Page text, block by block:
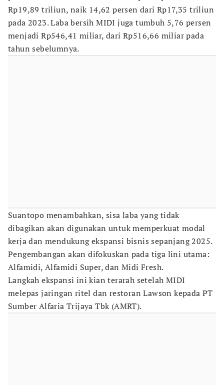
Rp19,89 triliun, naik 14,62 persen dari Rp17,35 triliun
pada 2023. Laba bersih MIDI juga tumbuh 5,76 persen
menjadi Rp546,41 miliar, dari Rp516,66 miliar pada
tahun sebelumnya.
Suantopo menambahkan, sisa laba yang tidak
dibagikan akan digunakan untuk memperkuat modal
kerja dan mendukung ekspansi bisnis sepanjang 2025.
Pengembangan akan difokuskan pada tiga lini utama:
Alfamidi, Alfamidi Super, dan Midi Fresh.
Langkah ekspansi ini kian terarah setelah MIDI
melepas jaringan ritel dan restoran Lawson kepada PT
Sumber Alfaria Trijaya Tbk (AMRT).